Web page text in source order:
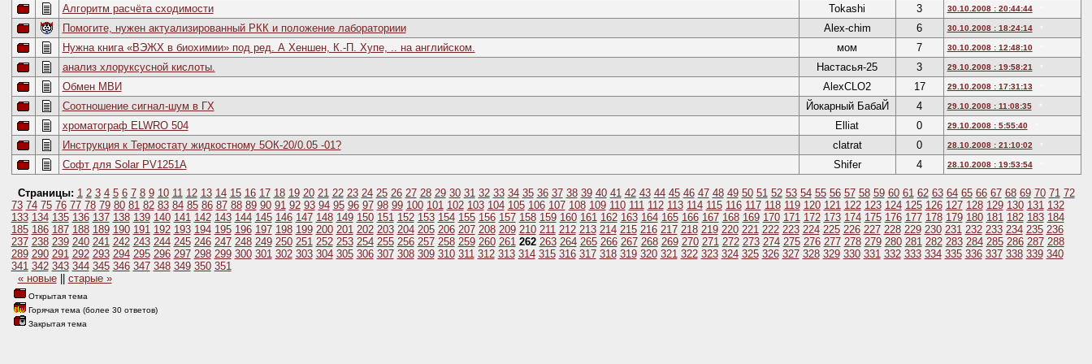
Алгоритм расчёта сходимости Tokashi 3 30.10.2008 : 20:44:44
Помогите, нужен актуализированный РКК и положение лабораториии Alex-chim 6 30.10.2008 : 18:24:14
Нужна книга «ВЭЖХ в биохимии» под ред. А Хеншен, К.-П. Хупе, .. на английском. мом 7 30.10.2008 : 12:48:10
анализ хлоруксусной кислоты. Настасья-25 3 29.10.2008 : 19:58:21
Обмен МВИ AlexCLO2 17 29.10.2008 : 17:31:13
Соотношение сигнал-шум в ГХ Йокарный БабаЙ 4 29.10.2008 : 11:08:35
хроматограф ELWRO 504 Elliat 0 29.10.2008 : 5:55:40
Инструкция к Термостату жидкостному 5ОК-20/0.05 -01? clatrat 0 28.10.2008 : 21:10:02
Софт для Solar PV1251A Shifer 4 28.10.2008 : 19:53:54
Страницы: 1 2 3 4 5 6 7 8 9 10 11 12 13 14 15 16 17 18 19 20 21 22 23 24 25 26 27 28 29 30 31 32 33 34 35 36 37 38 39 40 41 42 43 44 45 46 47 48 49 50 51 52 53 54 55 56 57 58 59 60 61 62 63 64 65 66 67 68 69 70 71 72
73 74 75 76 77 78 79 80 81 82 83 84 85 86 87 88 89 90 91 92 93 94 95 96 97 98 99 100 101 102 103 104 105 106 107 108 109 110 111 112 113 114 115 116 117 118 119 120 121 122 123 124 125 126 127 128 129 130 131 132
133 134 135 136 137 138 139 140 141 142 143 144 145 146 147 148 149 150 151 152 153 154 155 156 157 158 159 160 161 162 163 164 165 166 167 168 169 170 171 172 173 174 175 176 177 178 179 180 181 182 183 184
185 186 187 188 189 190 191 192 193 194 195 196 197 198 199 200 201 202 203 204 205 206 207 208 209 210 211 212 213 214 215 216 217 218 219 220 221 222 223 224 225 226 227 228 229 230 231 232 233 234 235 236
237 238 239 240 241 242 243 244 245 246 247 248 249 250 251 252 253 254 255 256 257 258 259 260 261 262 263 264 265 266 267 268 269 270 271 272 273 274 275 276 277 278 279 280 281 282 283 284 285 286 287 288
289 290 291 292 293 294 295 296 297 298 299 300 301 302 303 304 305 306 307 308 309 310 311 312 313 314 315 316 317 318 319 320 321 322 323 324 325 326 327 328 329 330 331 332 333 334 335 336 337 338 339 340
341 342 343 344 345 346 347 348 349 350 351
« новые|| старые »
Открытая тема
Горячая тема (более 30 ответов)
Закрытая тема